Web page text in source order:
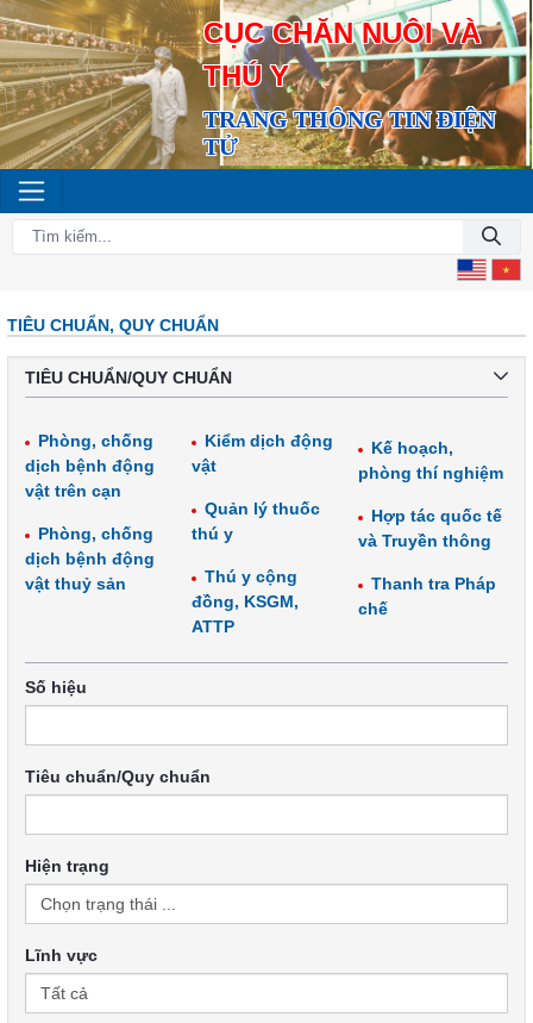
CỤC CHĂN NUÔI VÀ
THÚ Y
TRANG THÔNG TIN ĐIỆN
TỬ
TIÊU CHUẨN, QUY CHUẨN
TIÊU CHUẨN/QUY CHUẨN
Phòng, chống
dịch bệnh động
vật trên cạn
Phòng, chống
dịch bệnh động
vật thuỷ sản
Kiểm dịch động
vật
Quản lý thuốc
thú y
Thú y cộng
đồng, KSGM,
ATTP
Kế hoạch,
phòng thí nghiệm
Hợp tác quốc tế
và Truyền thông
Thanh tra Pháp
chế
Số hiệu
Tiêu chuẩn/Quy chuẩn
Hiện trạng
Lĩnh vực